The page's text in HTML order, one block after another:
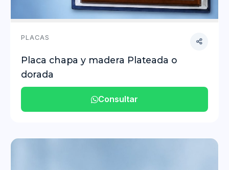
PLACAS
Placa chapa y madera Plateada o
dorada
Consultar